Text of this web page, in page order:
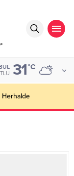
31°C
Herhalde